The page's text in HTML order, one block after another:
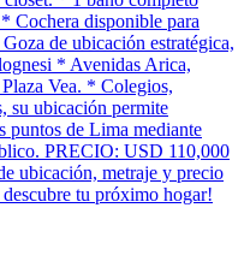
Cochera disponible para
de ubicación estratégica,
* Avenidas Arica,
Vea. * Colegios,
su ubicación permite
puntos de Lima mediante
PRECIO: USD 110,000
ubicación, metraje y precio
tu próximo hogar!